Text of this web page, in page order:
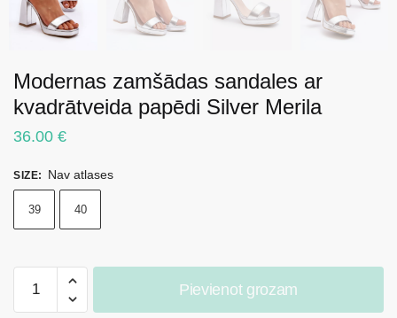
Modernas zamšādas sandales ar
kvadrātveida papēdi Silver Merila
36.00 €
SIZE: Nav atlases
39 40
zamšādas
Pievienot grozam